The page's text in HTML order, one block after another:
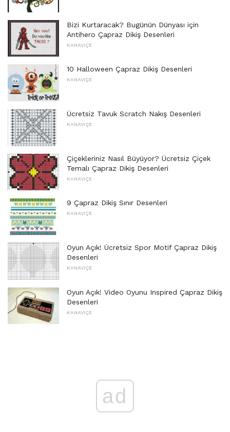
Bizi Kurtaracak? Bugünün Dünyası için
Antihero Çapraz Dikiş Desenleri
KANAVIÇE
10 Halloween Çapraz Dikiş Desenleri
KANAVIÇE
Ücretsiz Tavuk Scratch Nakış Desenleri
KANAVIÇE
Çiçekleriniz Nasıl Büyüyor? Ücretsiz Çiçek
Temalı Çapraz Dikiş Desenleri
KANAVIÇE
9 Çapraz Dikiş Sınır Desenleri
KANAVIÇE
Oyun Açık! Ücretsiz Spor Motif Çapraz Dikiş
Desenleri
KANAVIÇE
Oyun Açık! Video Oyunu Inspired Çapraz Dikiş
Desenleri
KANAVIÇE
ad